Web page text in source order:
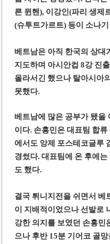
른 뮌헨), 이강인(파리 생제
(슈투트가르트) 등이 소나
베트남은 아직 한국의 상대
지도하며 아시안컵 8강 진
올라서긴 했으나 탈아시아
못했다.
베트남에 많은 공부가 됐을
이다. 손흥민은 대표팀 합
에서도 앙제 포스테코글루
경썼다. 대표팀에 온 후에
도 했다.
결국 튀니지전을 쉬면서 베
이 지배적이었으나 선발로
강한 의지를 보였던 손흥민
으나 후반 15분 기어코 골